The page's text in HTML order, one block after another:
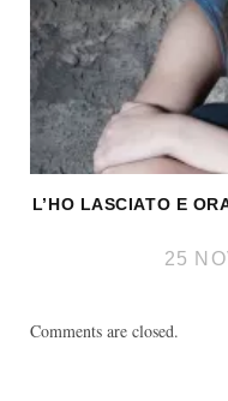
L’HO LASCIATO E
25
Comments are closed.